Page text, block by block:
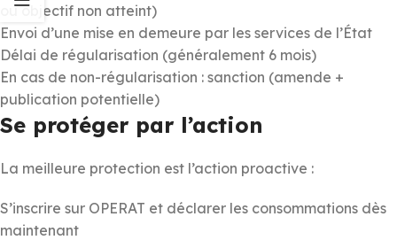
ou objectif non atteint)
Envoi d’une mise en demeure par les services de l’État
Délai de régularisation (généralement 6 mois)
En cas de non-régularisation : sanction (amende +
publication potentielle)
Se protéger par l’action
La meilleure protection est l’action proactive :
S’inscrire sur OPERAT et déclarer les consommations dès
maintenant